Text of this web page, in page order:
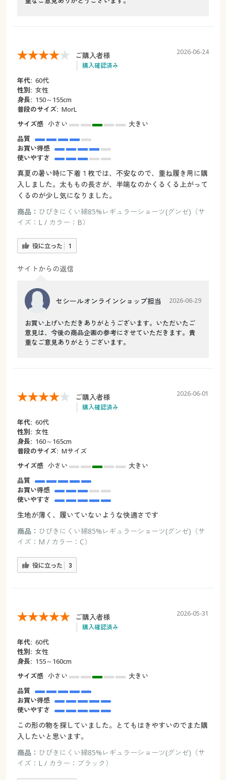
ご購入者様
購入確認済み
2026-06-24
年代: 60代
性別: 女性
身長: 150～155cm
普段のサイズ: MorL
サイズ感 小さい
大きい
品質
お買い得感
使いやすさ
真夏の暑い時に下着１枚では、不安なので、重ね履き用に購
入しました。太ももの長さが、半端なのかくるくる上がって
くるのが少し気になりました。
商品： ひびきにくい綿85%レギュラーショーツ(グンゼ)（サ
イズ：L / カラー：B）
役に立った 1
サイトからの返信
セシールオンラインショップ担当 2026-06-29
お買い上げいただきありがとうございます。いただいたご
意見は、今後の商品企画の参考にさせていただきます。貴
重なご意見ありがとうございます。
ご購入者様
購入確認済み
2026-06-01
年代: 60代
性別: 女性
身長: 160～165cm
普段のサイズ: Mサイズ
サイズ感 小さい
大きい
品質
お買い得感
使いやすさ
生地が薄く、履いていないような快適さです
商品： ひびきにくい綿85%レギュラーショーツ(グンゼ)（サ
イズ：M / カラー：C）
役に立った 3
ご購入者様
購入確認済み
2026-05-31
年代: 60代
性別: 女性
身長: 155～160cm
サイズ感 小さい
大きい
品質
お買い得感
使いやすさ
この形の物を探していました。とてもはきやすいのでまた購
入したいと思います。
商品： ひびきにくい綿85%レギュラーショーツ(グンゼ)（サ
イズ：L / カラー：ブラック）